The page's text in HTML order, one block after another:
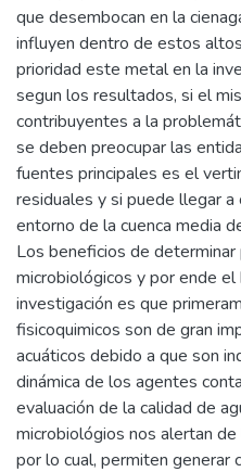
que desembocan en la
influyen dentro de estos
prioridad este metal en la
segun los resultados, si el
contribuyentes a la
se deben preocupar las
fuentes principales es el
residuales y si puede llegar
entorno de la cuenca media
Los beneficios de
microbiológicos y por ende
investigación es que
fisicoquimicos son de gran
acuáticos debido a que son
dinámica de los agentes
evaluación de la calidad de
microbiológios nos alertan
por lo cual, permiten generar